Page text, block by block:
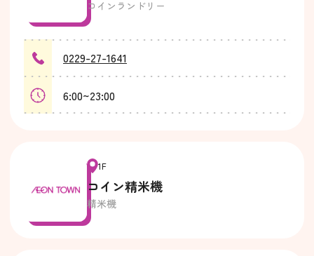
コインランドリー
0229-27-1641
6:00~23:00
1F
コイン精米機
精米機